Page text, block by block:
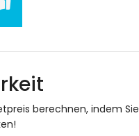
von 1000 Metern
Mountainbiking,
Golf), Reiten und
berechnen, indem